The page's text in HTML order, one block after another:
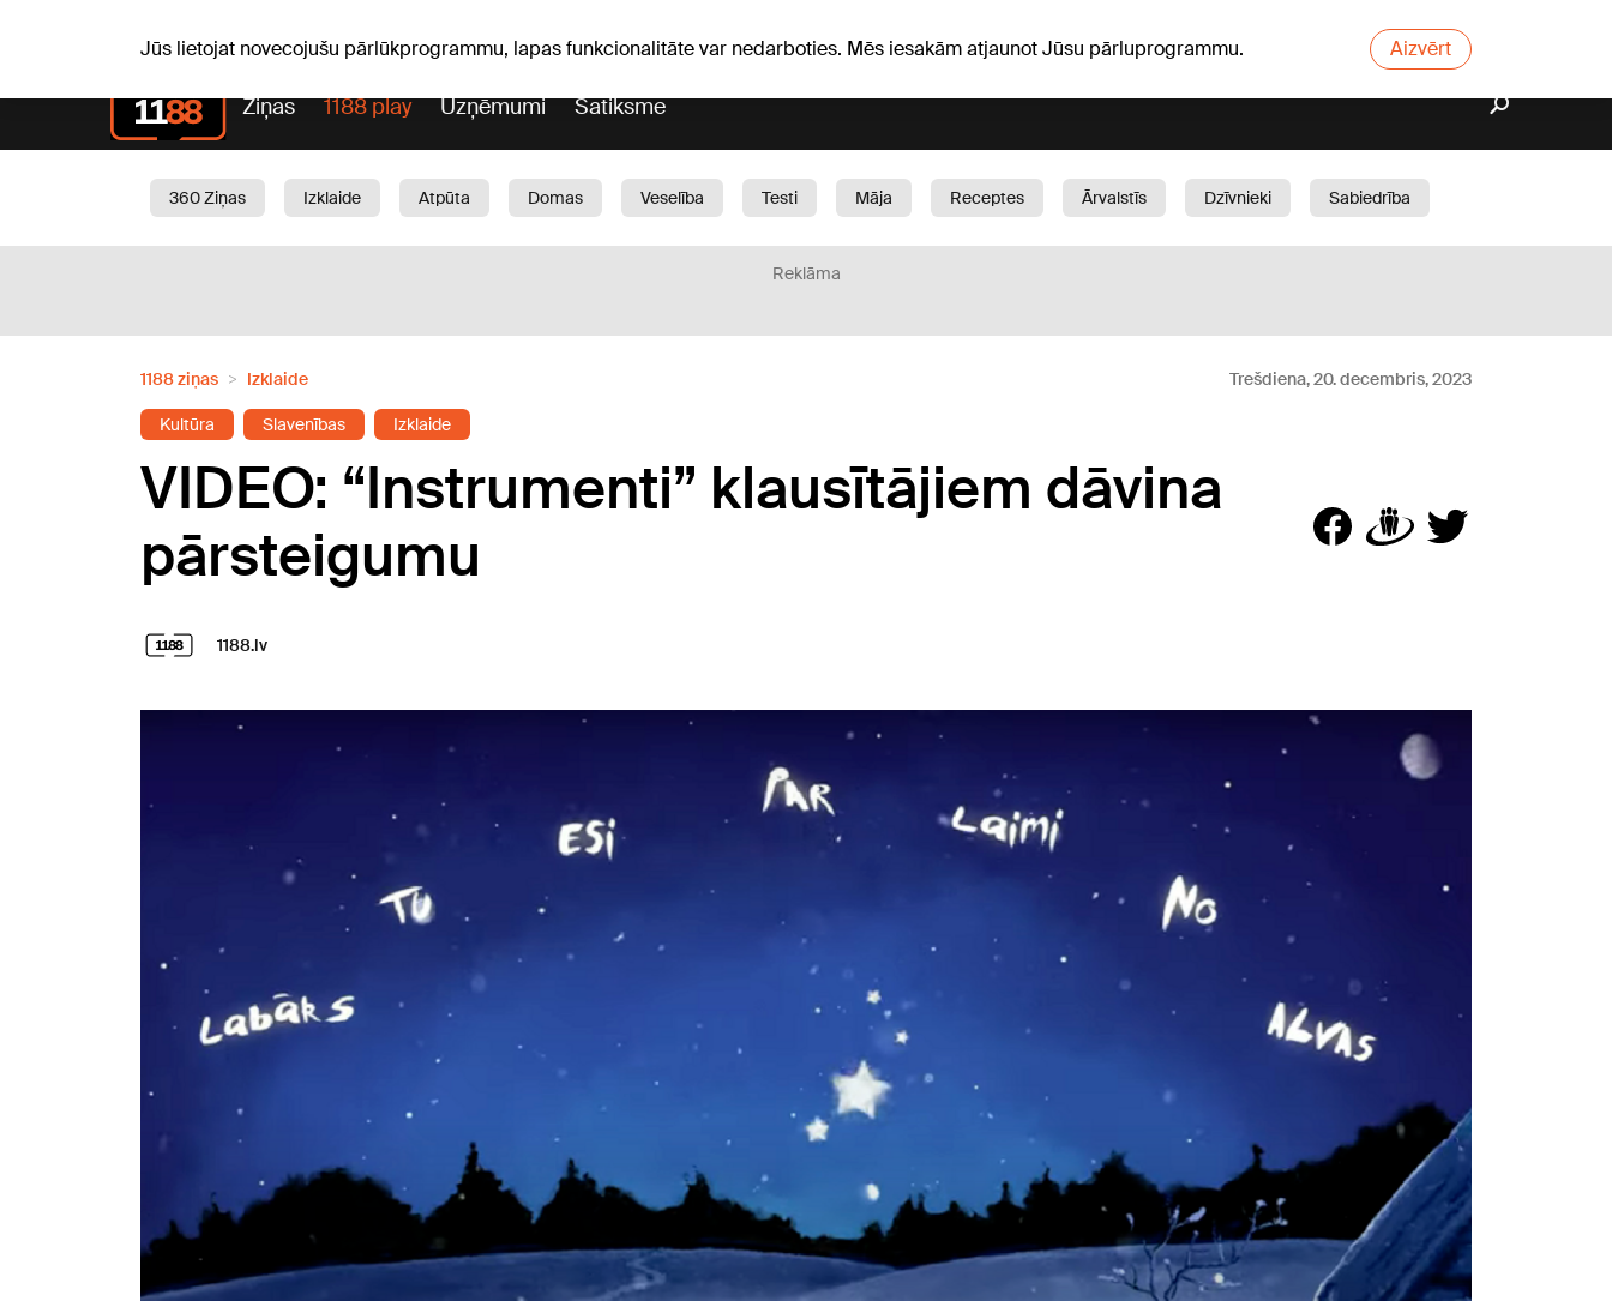
Jūs lietojat novecojušu pārlūkprogrammu, lapas funkcionalitāte var nedarboties. Mēs iesakām atjaunot Jūsu pārluprogrammu. Aizvērt
Ziņas 1188 play Uzņēmumi Satiksme
360 Ziņas Izklaide Atpūta Domas Veselība Testi Māja Receptes Ārvalstīs Dzīvnieki
Sabiedrība
Reklāma
1188 ziņas Izklaide Trešdiena, 20. decembris, 2023
Kultūra Slavenības Izklaide
VIDEO: “Instrumenti” klausītājiem dāvina
pārsteigumu
1188.lv